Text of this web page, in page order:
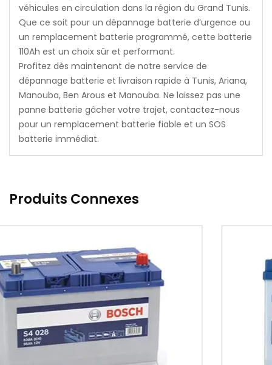
véhicules en circulation dans la région du Grand Tunis.
Que ce soit pour un dépannage batterie d’urgence ou
un remplacement batterie programmé, cette batterie
110Ah est un choix sûr et performant.
Profitez dès maintenant de notre service de
dépannage batterie et livraison rapide à Tunis, Ariana,
Manouba, Ben Arous et Manouba. Ne laissez pas une
panne batterie gâcher votre trajet, contactez-nous
pour un remplacement batterie fiable et un SOS
batterie immédiat.
Produits Connexes